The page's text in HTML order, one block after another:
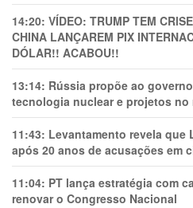
14:20: VÍDEO: TRUMP TEM
CHINA LANÇAREM PIX
DÓLAR!! ACABOU!!
13:14: Rússia propõe ao
tecnologia nuclear e projetos no
11:43: Levantamento revela
após 20 anos de acusações em
11:04: PT lança estratégia com
renovar o Congresso Nacional